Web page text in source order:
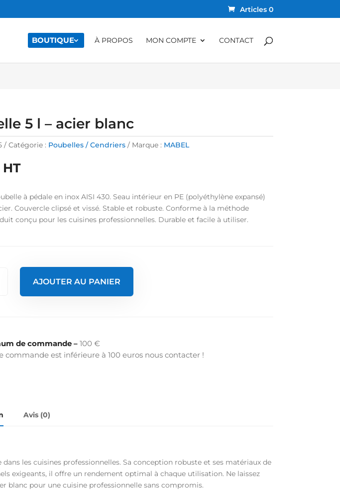
Articles 0
BOUTIQUE À PROPOS MON COMPTE CONTACT
5 l – acier blanc
Catégorie : Poubelles / Cendriers Marque : MABEL
HT
à pédale en inox AISI 430. Seau intérieur en PE (polyéthylène expansé)
Couvercle clipsé et vissé. Stable et robuste. Conforme à la méthode
conçu pour les cuisines professionnelles. Durable et facile à utiliser.
AJOUTER AU PANIER
de commande – 100 €
commande est inférieure à 100 euros nous contacter !
Avis (0)
les cuisines professionnelles. Sa conception robuste et ses matériaux de
exigeants, il offre un rendement optimal à chaque utilisation. Ne laissez
blanc pour une cuisine professionnelle sans compromis.